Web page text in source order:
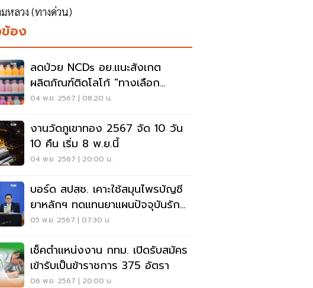
หลวง (ทางด่วน)
ข้อง
ลดป่วย NCDs อย.แนะสังเกต
ผลิตภัณฑ์ติดโลโก้ "ทางเลือก
สุขภาพ"
04 พ.ย. 2567 | 08:20 น.
งานวัดภูเขาทอง 2567 จัด 10 วัน
10 คืน เริ่ม 8 พ.ย.นี้
04 พ.ย. 2567 | 20:00 น.
บอร์ด สปสช. เคาะใช้สมุนไพรบัญชี
ยาหลักฯ ทดแทนยาแผนปัจจุบันรักษา
10 กลุ่มโรค
05 พ.ย. 2567 | 07:30 น.
เช็คตำแหน่งงาน กทม. เปิดรับสมัคร
เข้ารับเป็นข้าราชการ 375 อัตรา
06 พ.ย. 2567 | 20:00 น.